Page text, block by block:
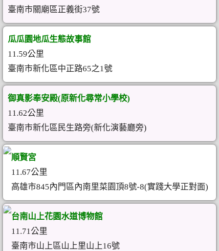
臺南市關廟區正義街37號
瓜瓜園地瓜生態故事館
11.59公里
臺南市新化區中正路65之1號
御真影奉安殿(原新化尋常小學校)
11.62公里
臺南市新化區民生路旁(新化演藝廳旁)
順賢宮
11.67公里
高雄市845內門區內南里菜園頂8號-8(實踐大學正對面)
台南山上花園水道博物館
11.71公里
臺南市山上區山上里山上16號